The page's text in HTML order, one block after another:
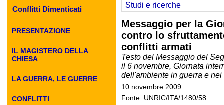
Conflitti Dimenticati
PRESENTAZIONE
IL MAGISTERO DELLA
CHIESA
LA GUERRA, LE GUERRE
CONFLITTI
Studi e ricerche
Messaggio per la
contro lo
conflitti armati
Testo del Messaggio del
il 6 novembre, Giornata
dell'ambiente in guerra e nei
10 novembre 2009
Fonte: UNRIC/ITA/1480/58